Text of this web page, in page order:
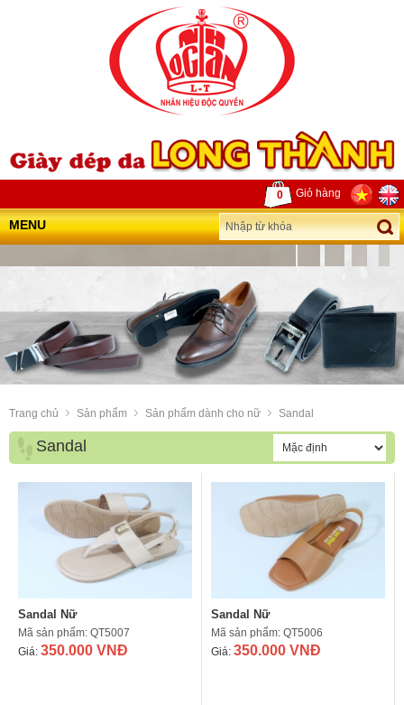
0 Giỏ hàng
MENU
Trang chủ Sản phẩm Sản phẩm dành cho nữ Sandal
Sandal
Sandal Nữ
Mã sản phẩm: QT5007
Giá: 350.000 VNĐ
Sandal Nữ
Mã sản phẩm: QT5006
Giá: 350.000 VNĐ